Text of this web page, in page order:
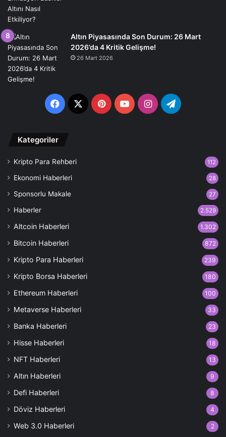
Altın Piyasasında Son Durum: 26 Mart
2026’da 4 Kritik Gelişme!
26 Mart 2026
Facebook
X PinterestYouTubeInstagramTelegram
Kategoriler
Kripto Para Rehberi 112
Ekonomi Haberleri 28
Sponsorlu Makale 27
Haberler 2.529
Altcoin Haberleri 1.302
Bitcoin Haberleri 872
Kripto Para Haberleri 239
Kripto Borsa Haberleri 180
Ethereum Haberleri 100
Metaverse Haberleri 33
Banka Haberleri 23
Hisse Haberleri 18
NFT Haberleri 13
Altın Haberleri 9
Defi Haberleri 8
Döviz Haberleri 4
Web 3.0 Haberleri 2